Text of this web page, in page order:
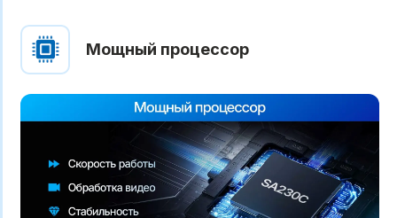
Мощный процессор